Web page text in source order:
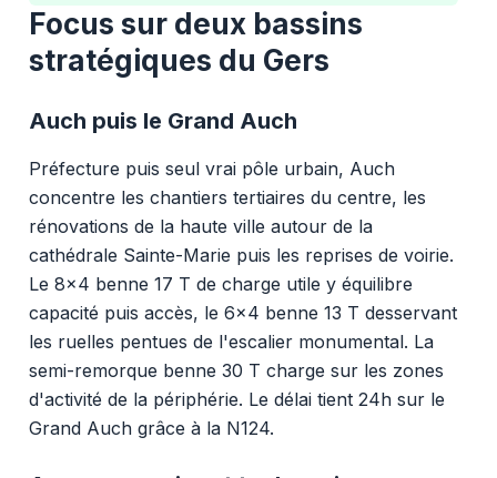
Focus sur deux bassins
stratégiques du Gers
Auch puis le Grand Auch
Préfecture puis seul vrai pôle urbain, Auch
concentre les chantiers tertiaires du centre, les
rénovations de la haute ville autour de la
cathédrale Sainte-Marie puis les reprises de voirie.
Le 8x4 benne 17 T de charge utile y équilibre
capacité puis accès, le 6x4 benne 13 T desservant
les ruelles pentues de l'escalier monumental. La
semi-remorque benne 30 T charge sur les zones
d'activité de la périphérie. Le délai tient 24h sur le
Grand Auch grâce à la N124.